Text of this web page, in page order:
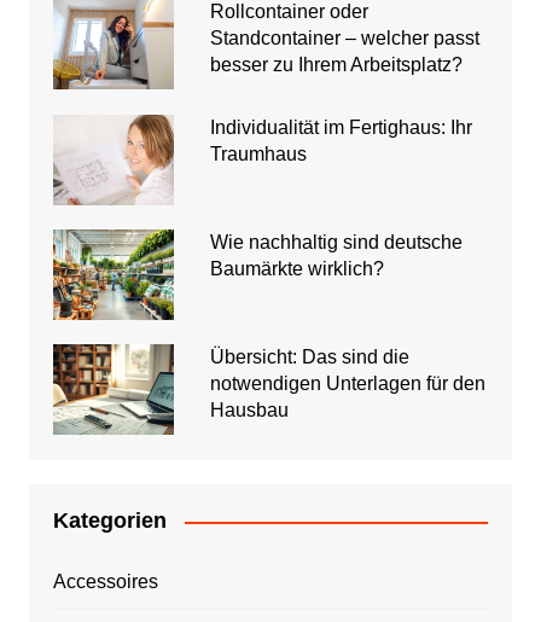
Rollcontainer oder
Standcontainer – welcher passt
besser zu Ihrem Arbeitsplatz?
Individualität im Fertighaus: Ihr
Traumhaus
Wie nachhaltig sind deutsche
Baumärkte wirklich?
Übersicht: Das sind die
notwendigen Unterlagen für den
Hausbau
Kategorien
Accessoires